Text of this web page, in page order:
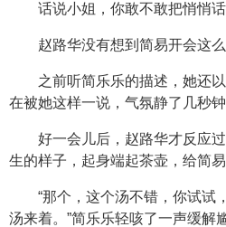
话说小姐，你敢不敢把悄悄
赵路华没有想到简易开会这
之前听简乐乐的描述，她还
在被她这样一说，气氛静了几秒钟
好一会儿后，赵路华才反应
生的样子，起身端起茶壶，给简易
“那个，这个汤不错，你试试
汤来着。”简乐乐轻咳了一声缓解